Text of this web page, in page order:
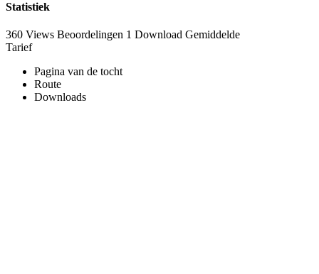
Statistiek
360 Views Beoordelingen 1 Download Gemiddelde
Tarief
Pagina van de tocht
Route
Downloads